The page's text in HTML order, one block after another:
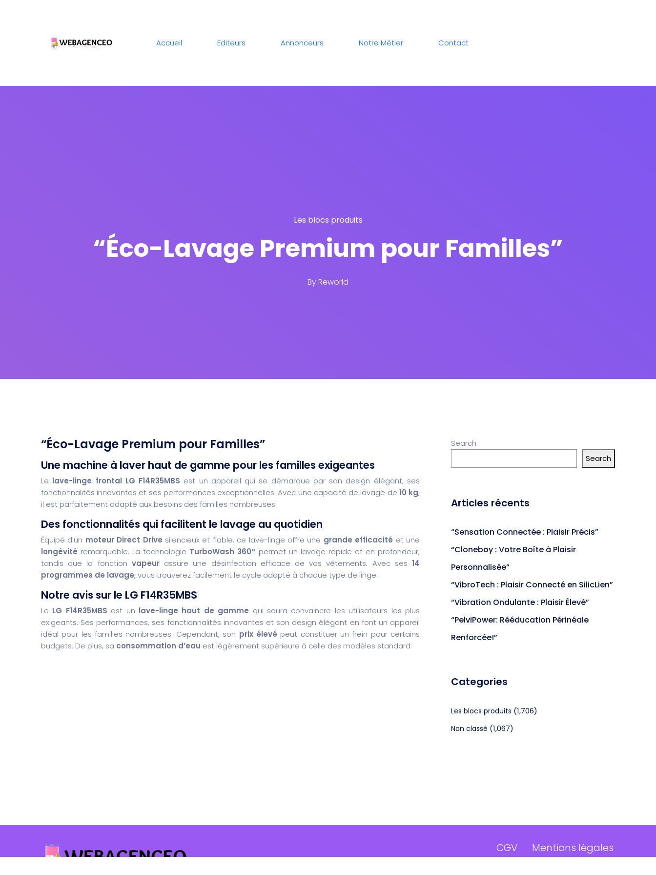
Accueil Editeurs Annonceurs Notre Métier Contact
Les blocs produits
“Éco-Lavage Premium pour Familles”
ByReworld
“Éco-Lavage Premium pour Familles”
Une machine à laver haut de gamme pour les familles exigeantes
Le lave-linge frontal LG F14R35MBS est un appareil qui se démarque par son design élégant, ses
fonctionnalités innovantes et ses performances exceptionnelles. Avec une capacité de lavage de 10 kg,
il est parfaitement adapté aux besoins des familles nombreuses.
Des fonctionnalités qui facilitent le lavage au quotidien
Équipé d’un moteur Direct Drive silencieux et fiable, ce lave-linge offre une grande efficacité et une
longévité remarquable. La technologie TurboWash 360° permet un lavage rapide et en profondeur,
tandis que la fonction vapeurassure une désinfection efficace de vos vêtements. Avec ses14
programmes de lavage, vous trouverez facilement le cycle adapté à chaque type de linge.
Notre avis sur le LG F14R35MBS
Le LG F14R35MBS est un lave-linge haut de gamme qui saura convaincre les utilisateurs les plus
exigeants. Ses performances, ses fonctionnalités innovantes et son design élégant en font un appareil
idéal pour les familles nombreuses. Cependant, son prix élevé peut constituer un frein pour certains
budgets. De plus, sa consommation d’eau est légèrement supérieure à celle des modèles standard.
Search
Search
Articles récents
“Sensation Connectée : Plaisir Précis”
“Cloneboy : Votre Boîte à Plaisir
Personnalisée”
“VibroTech : Plaisir Connecté en SilicLien”
“Vibration Ondulante : Plaisir Élevé”
“PelviPower: Rééducation Périnéale
Renforcée!”
Categories
Les blocs produits (1,706)
Non classé (1,067)
CGV Mentions légales